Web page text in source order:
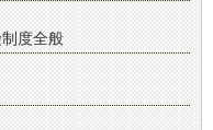
度全般